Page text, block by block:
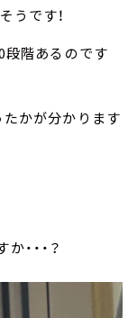
うです！
段階あるのです
たかが分かります
・・・？